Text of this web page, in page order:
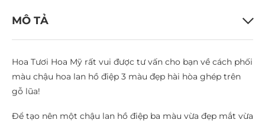
MÔ TẢ
Hoa Tươi Hoa Mỹ rất vui được tư vấn cho bạn về cách phối
màu chậu hoa lan hồ điệp 3 màu đẹp hài hòa ghép trên
gỗ lũa!
Để tạo nên một chậu lan hồ điệp ba màu vừa đẹp mắt vừa